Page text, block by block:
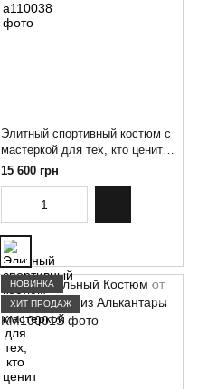
Элитный спортивный костюм с
мастеркой для тех, кто ценит
стиль и качество, размер S
15 600 грн
НОВИНКА
ХИТ ПРОДАЖ